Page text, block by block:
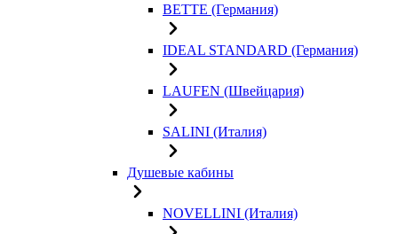
BETTE (Германия)
IDEAL STANDARD (Германия)
LAUFEN (Швейцария)
SALINI (Италия)
Душевые кабины
NOVELLINI (Италия)